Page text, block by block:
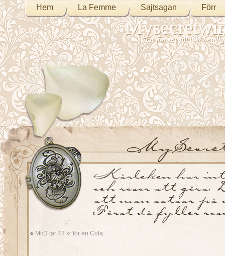
Hem La Femme Sajtsagan Förr
Ett fönster till min
« McD tar 43 kr för en Cola.